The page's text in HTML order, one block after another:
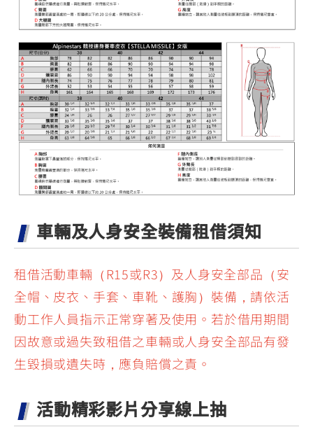
車輛及人身安全裝備租借須知
租借活動車輛（R15或R3）及人身安全部品（安
全帽、皮衣、手套、車靴、護胸）裝備，請依活
動工作人員指示正常穿著及使用。若於借用期間
因故意或過失致租借之車輛或人身安全部品有發
生毀損或遺失時，應負賠償之責。
活動精彩影片分享線上抽